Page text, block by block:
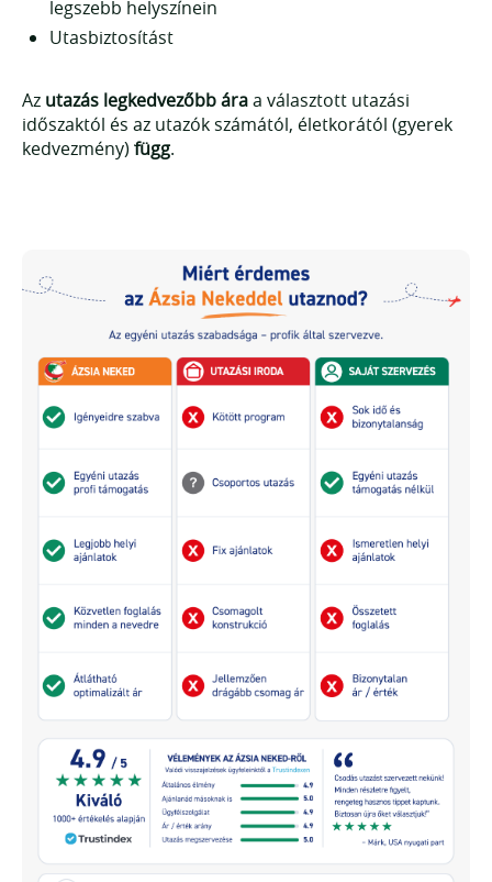
legszebb helyszínein
Utasbiztosítást
Az utazás legkedvezőbb áraa választott utazási
időszaktól és az utazók számától, életkorától (gyerek
kedvezmény) függ.